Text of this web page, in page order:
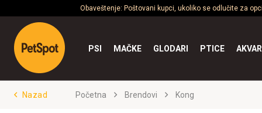
Obaveštenje: Poštovani kupci, ukoliko se odlučite za
PSI MAČKE GLODARI PTICE
Nazad Početna Brendovi Kong